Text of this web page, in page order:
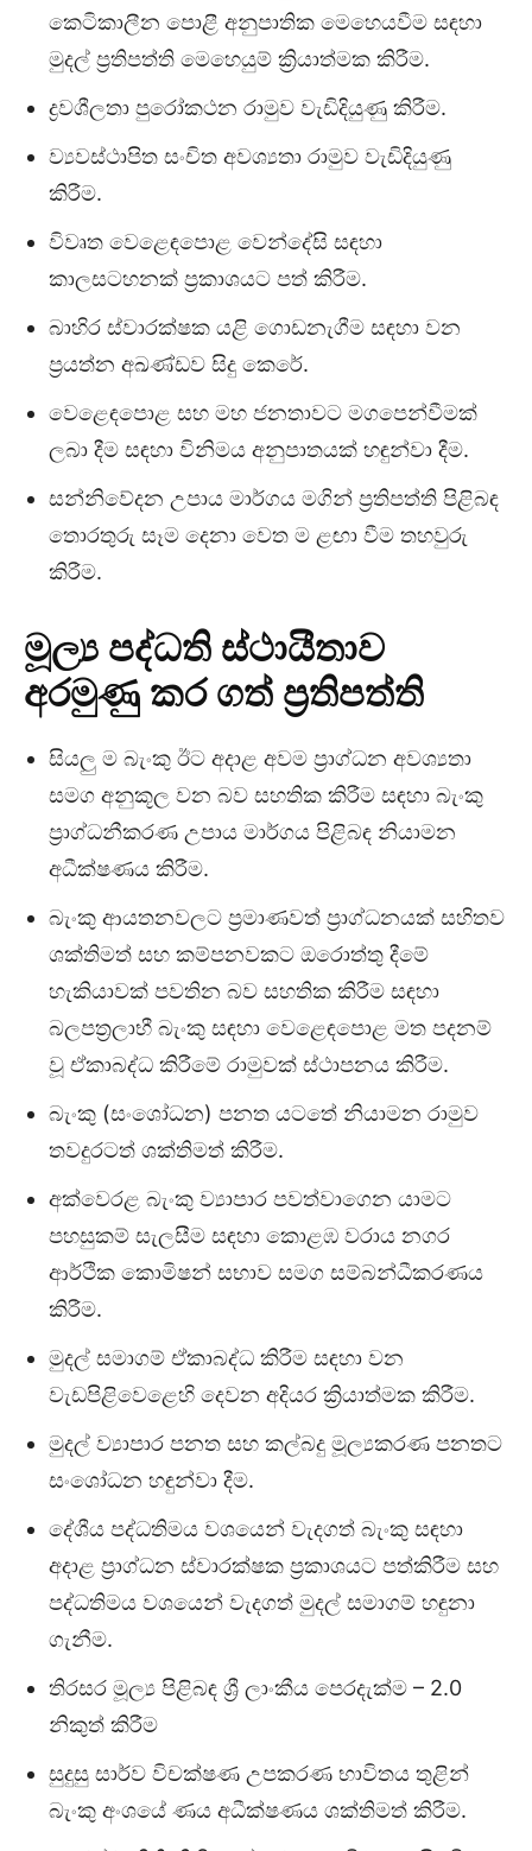
කෙටිකාලීන පොළී අනුපාතික මෙහෙයවීම සඳහා
මුදල් ප්‍රතිපත්ති මෙහෙයුම් ක්‍රියාත්මක කිරීම.
ද්‍රවශීලතා පුරෝකථන රාමුව වැඩිදියුණු කිරීම.
ව්‍යවස්ථාපිත සංචිත අවශ්‍යතා රාමුව වැඩිදියුණු
කිරීම.
විවෘත වෙළෙඳපොළ වෙන්දේසි සඳහා
කාලසටහනක් ප්‍රකාශයට පත් කිරීම.
බාහිර ස්වාරක්ෂක යළි ගොඩනැගීම සඳහා වන
ප්‍රයත්න අඛණ්ඩව සිදු කෙරේ.
වෙළෙඳපොළ සහ මහ ජනතාවට මගපෙන්වීමක්
ලබා දීම සඳහා විනිමය අනුපාතයක් හඳුන්වා දීම.
සන්නිවේදන උපාය මාර්ගය මගින් ප්‍රතිපත්ති පිළිබඳ
තොරතුරු සෑම දෙනා වෙත ම ළඟා වීම තහවුරු
කිරීම.
මූල්‍ය පද්ධති ස්ථායීතාව
අරමුණු කර ගත් ප්‍රතිපත්ති
සියලු ම බැංකු ඊට අදාළ අවම ප්‍රාග්ධන අවශ්‍යතා
සමග අනුකූල වන බව සහතික කිරීම සඳහා බැංකු
ප්‍රාග්ධනීකරණ උපාය මාර්ගය පිළිබඳ නියාමන
අධීක්ෂණය කිරීම.
බැංකු ආයතනවලට ප්‍රමාණවත් ප්‍රාග්ධනයක් සහිතව
ශක්තිමත් සහ කම්පනවකට ඔරොත්තු දීමේ
හැකියාවක් පවතින බව සහතික කිරීම සඳහා
බලපත්‍රලාභී බැංකු සඳහා වෙළෙඳපොළ මත පදනම්
වූ ඒකාබද්ධ කිරීමේ රාමුවක් ස්ථාපනය කිරීම.
බැංකු (සංශෝධන) පනත යටතේ නියාමන රාමුව
තවදුරටත් ශක්තිමත් කිරීම.
අක්වෙරළ බැංකු ව්‍යාපාර පවත්වාගෙන යාමට
පහසුකම් සැලසීම සඳහා කොළඹ වරාය නගර
ආර්ථික කොමිෂන් සභාව සමග සම්බන්ධීකරණය
කිරීම.
මුදල් සමාගම් ඒකාබද්ධ කිරීම සඳහා වන
වැඩපිළිවෙළෙහි දෙවන අදියර ක්‍රියාත්මක කිරීම.
මුදල් ව්‍යාපාර පනත සහ කල්බදු මූල්‍යකරණ පනතට
සංශෝධන හඳුන්වා දීම.
දේශීය පද්ධතිමය වශයෙන් වැදගත් බැංකු සඳහා
අදාළ ප්‍රාග්ධන ස්වාරක්ෂක ප්‍රකාශයට පත්කිරීම සහ
පද්ධතිමය වශයෙන් වැදගත් මුදල් සමාගම් හඳුනා
ගැනීම.
තිරසර මූල්‍ය පිළිබඳ ශ්‍රී ලාංකීය පෙරදැක්ම – 2.0
නිකුත් කිරීම
සුදුසු සාර්ව විචක්ෂණ උපකරණ භාවිතය තුළින්
බැංකු අංශයේ ණය අධීක්ෂණය ශක්තිමත් කිරීම.